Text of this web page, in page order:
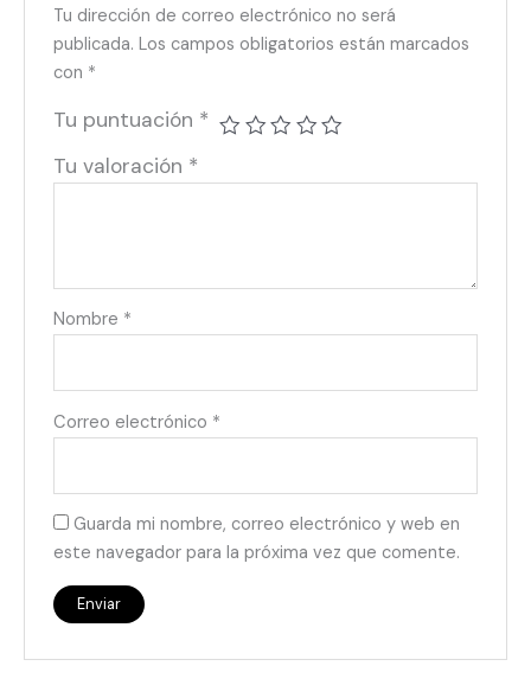
Tu dirección de correo electrónico no será
publicada. Los campos obligatorios están marcados
con *
Tu puntuación *
Tu valoración *
Nombre *
Correo electrónico *
Guarda mi nombre, correo electrónico y web en
este navegador para la próxima vez que comente.